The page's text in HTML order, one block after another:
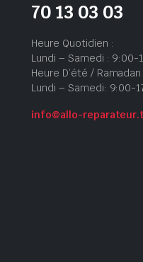
70 13 03 03
Heure Quotidien :
Lundi – Samedi : 9:00-
Heure D’été / Ramadan
Lundi – Samedi: 9:00-
info@allo-